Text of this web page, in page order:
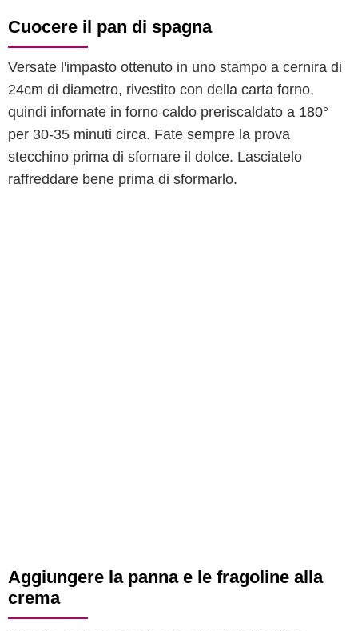
Cuocere il pan di spagna
Versate l'impasto ottenuto in uno stampo a cernira di
24cm di diametro, rivestito con della carta forno,
quindi infornate in forno caldo preriscaldato a 180°
per 30-35 minuti circa. Fate sempre la prova
stecchino prima di sfornare il dolce. Lasciatelo
raffreddare bene prima di sformarlo.
Aggiungere la panna e le fragoline alla
crema